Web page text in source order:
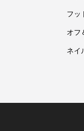
フッ
オフ
ネイ